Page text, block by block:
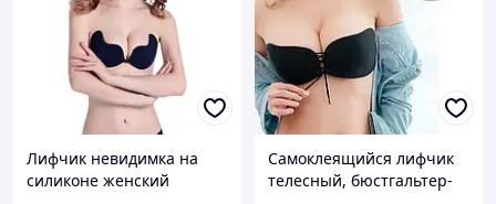
Лифчик невидимка на
силиконе женский
Самоклеящийся лифчик
телесный, бюстгальтер-